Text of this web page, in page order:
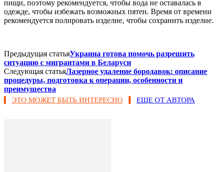
пищи, поэтому рекомендуется, чтобы вода не оставалась в
одежде, чтобы избежать возможных пятен. Время от времени
рекомендуется полировать изделие, чтобы сохранить изделие.
Предыдущая статьяУкраина готова помочь разрешить
ситуацию с мигрантами в Беларуси
Следующая статьяЛазерное удаление бородавок: описание
процедуры, подготовка к операции, особенности и
преимущества
ЭТО МОЖЕТ БЫТЬ ИНТЕРЕСНО ЕЩЕ ОТ АВТОРА